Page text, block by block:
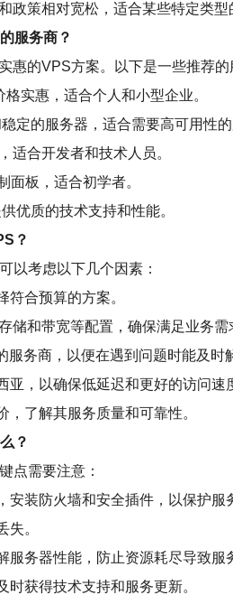
政策相对宽松，适合某些特定类型
服务商？
惠的VPS方案。以下是一些推荐的
实惠，适合个人和小型企业。
定的服务器，适合需要高可用性的
适合开发者和技术人员。
面板，适合初学者。
优质的技术支持和性能。
？
以考虑以下几个因素：
符合预算的方案。
和带宽等配置，确保满足业务需
务商，以便在遇到问题时能及时
亚，以确保低延迟和更好的访问速
了解其服务质量和可靠性。
？
点需要注意：
安装防火墙和安全插件，以保护服
。
服务器性能，防止资源耗尽导致服
获得技术支持和服务更新。